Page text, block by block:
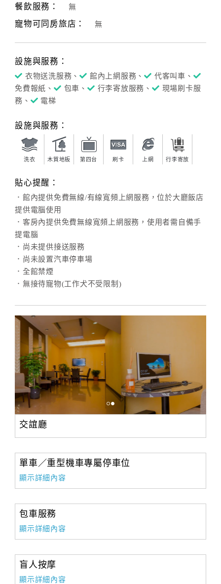
餐飲服務： 無
寵物可同房旅店： 無
設施與服務：
衣物送洗服務、 館內上網服務、
代客叫車、
免費報紙、
包車、 行李寄放服務、
現場刷卡服
務、
電梯
設施與服務：
洗衣 木質地板 第四台 刷卡 上網 行李寄放
貼心提醒：
．館內提供免費無線/有線寬頻上網服務，位於大廳飯店
提供電腦使用
．客房內提供免費無線寬頻上網服務，使用者需自備手
提電腦
．尚未提供接送服務
．尚未設置汽車停車場
．全館禁煙
．無接待寵物(工作犬不受限制)
交誼廳
單車／重型機車專屬停車位
顯示詳細內容
包車服務
顯示詳細內容
盲人按摩
顯示詳細內容